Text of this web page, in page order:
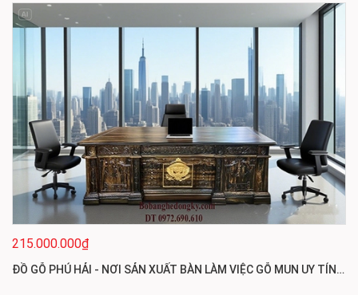
215.000.000₫
ĐỒ GỖ PHÚ HẢI - NƠI SẢN XUẤT BÀN LÀM VIỆC GỖ MUN UY TÍN HÀNG ĐẦU